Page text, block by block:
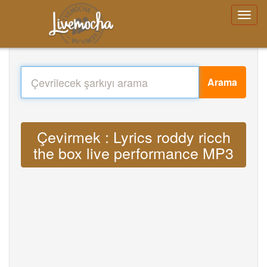
Arama
Çevirmek : Lyrics roddy ricch
the box live performance MP3